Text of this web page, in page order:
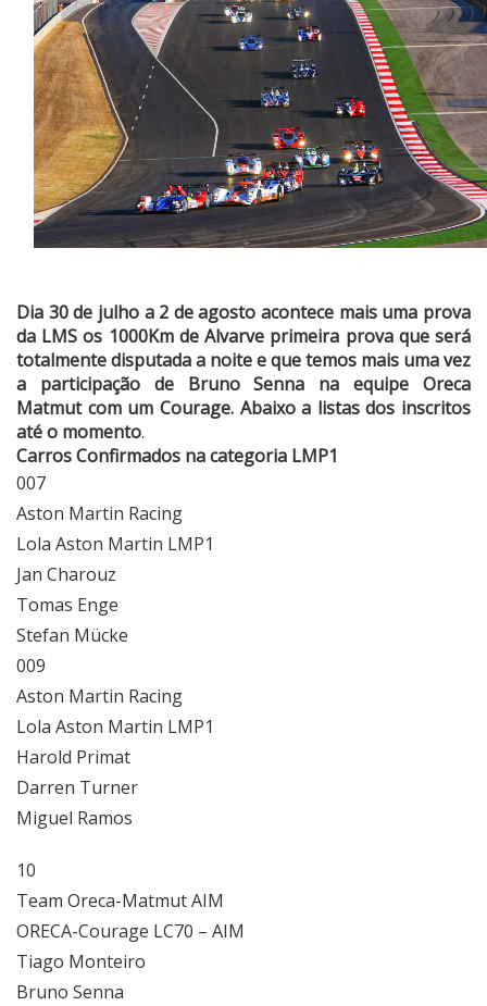
Dia 30 de julho a 2 de agosto acontece mais uma prova
da LMS os 1000Km de Alvarve primeira prova que será
totalmente disputada a noite e que temos mais uma vez
a participação de Bruno Senna na equipe Oreca
Matmut com um Courage. Abaixo a listas dos inscritos
até o momento.
Carros Confirmados na categoria LMP1
007
Aston Martin Racing
Lola Aston Martin LMP1
Jan Charouz
Tomas Enge
Stefan Mücke
009
Aston Martin Racing
Lola Aston Martin LMP1
Harold Primat
Darren Turner
Miguel Ramos
10
Team Oreca-Matmut AIM
ORECA-Courage LC70 – AIM
Tiago Monteiro
Bruno Senna